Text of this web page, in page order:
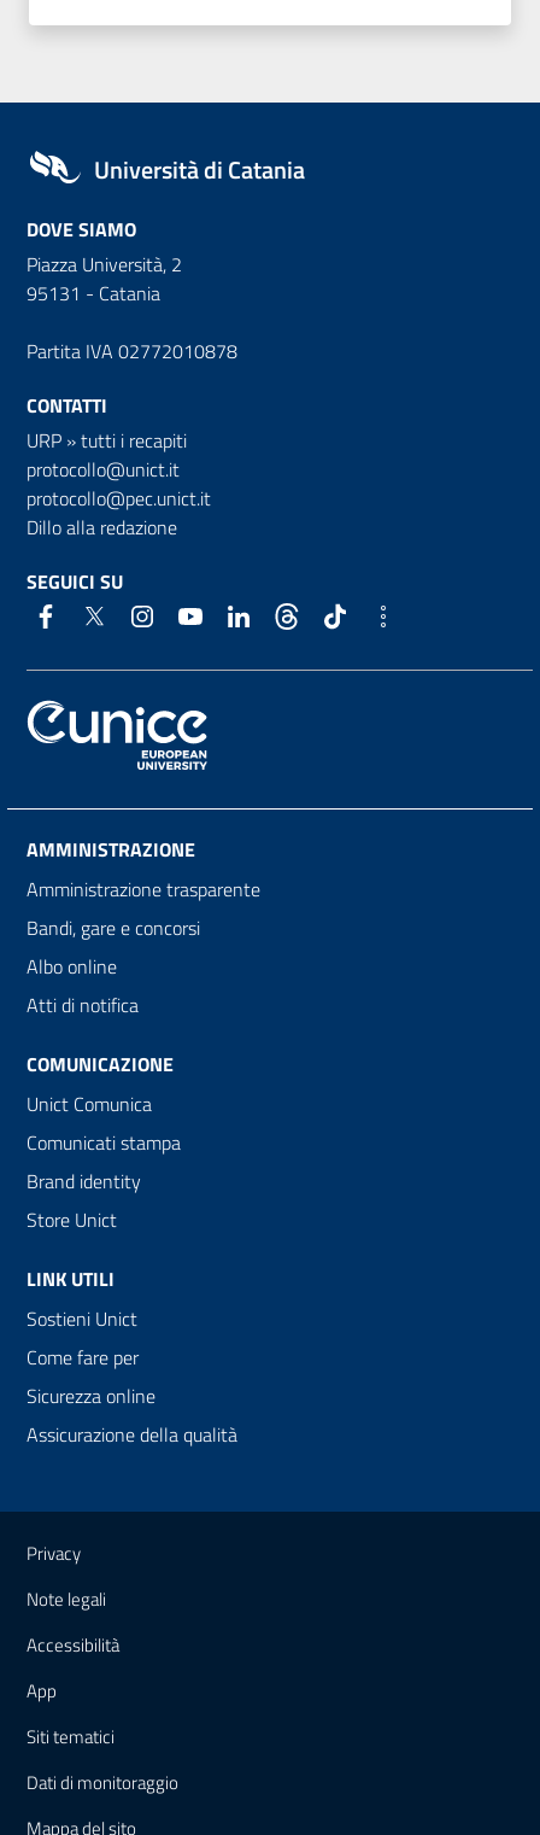
Università di Catania
DOVE SIAMO
Piazza Università, 2
95131 - Catania
Partita IVA 02772010878
CONTATTI
URP »tutti i recapiti
protocollo@unict.it
protocollo@pec.unict.it
Dillo alla redazione
SEGUICI SU
AMMINISTRAZIONE
Amministrazione trasparente
Bandi, gare e concorsi
Albo online
Atti di notifica
COMUNICAZIONE
Unict Comunica
Comunicati stampa
Brand identity
Store Unict
LINK UTILI
Sostieni Unict
Come fare per
Sicurezza online
Assicurazione della qualità
Link e informazioni utili
Privacy
Note legali
Accessibilità
App
Siti tematici
Dati di monitoraggio
Mappadel sito